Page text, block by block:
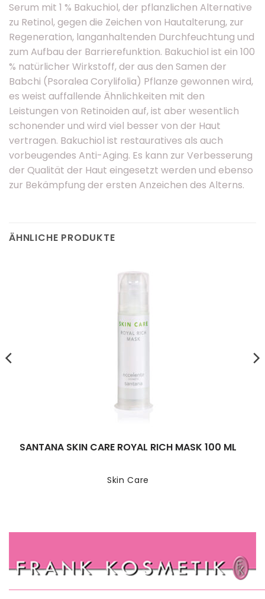
Serum mit 1 % Bakuchiol, der pflanzlichen Alternative
zu Retinol, gegen die Zeichen von Hautalterung, zur
Regeneration, langanhaltenden Durchfeuchtung und
zum Aufbau der Barrierefunktion. Bakuchiol ist ein 100
% natürlicher Wirkstoff, der aus den Samen der
Babchi (Psoralea Corylifolia) Pflanze gewonnen wird,
es weist auffallende Ähnlichkeiten mit den
Leistungen von Retinoiden auf, ist aber wesentlich
schonender und wird viel besser von der Haut
vertragen. Bakuchiol ist restauratives als auch
vorbeugendes Anti-Aging. Es kann zur Verbesserung
der Qualität der Haut eingesetzt werden und ebenso
zur Bekämpfung der ersten Anzeichen des Alterns.
ÄHNLICHE PRODUKTE
Skin Care
SANTANA SKIN CARE ROYAL RICH MASK 100 ML